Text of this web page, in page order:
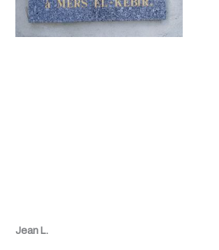
Jean L.